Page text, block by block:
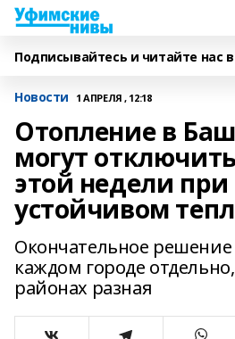
Подписывайтесь и читайте нас в
Новости 1 АПРЕЛЯ , 12:18
Отопление в
могут
этой недели при
устойчивом
Окончательное
каждом городе
районах разная